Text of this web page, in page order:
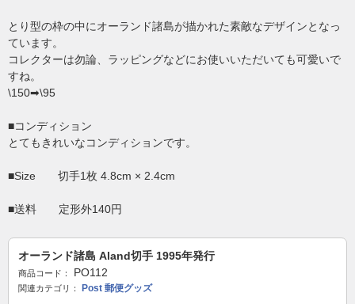
とり型の枠の中にオーランド諸島が描かれた素敵なデザインとなっ
ています。
コレクターは勿論、ラッピングなどにお使いいただいても可愛いで
すね。
\150➡\95
■コンディション
とてもきれいなコンディションです。
■Size 切手1枚 4.8cm × 2.4cm
■送料 定形外140円
オーランド諸島 Aland切手 1995年発行
商品コード： PO112
関連カテゴリ： Post 郵便グッズ